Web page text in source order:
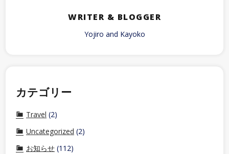
WRITER & BLOGGER
Yojiro and Kayoko
カテゴリー
Travel (2)
Uncategorized (2)
お知らせ (112)